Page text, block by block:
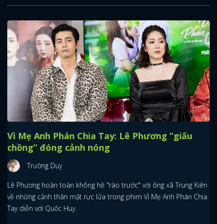
Vì Mẹ Anh Phán Chia Tay: Lê Phương “giấu
chồng” đóng cảnh nóng
Trường Duy
Lê Phương hoàn toàn không hề "rào trước" với ông xã Trung Kiên
về những cảnh thân mật rực lửa trong phim Vì Mẹ Anh Phán Chia
Tay diễn với Quốc Huy.